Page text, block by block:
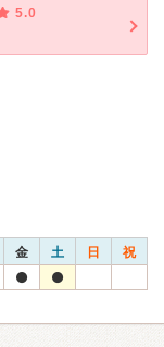
5.0
金 土 日 祝